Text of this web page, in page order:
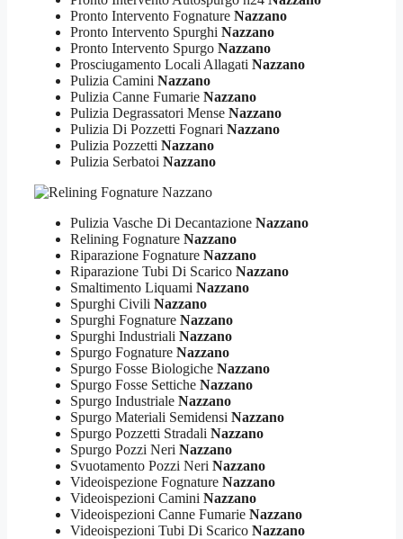
Pronto Intervento Fognature Nazzano
Pronto Intervento Spurghi Nazzano
Pronto Intervento Spurgo Nazzano
Prosciugamento Locali Allagati Nazzano
Pulizia Camini Nazzano
Pulizia Canne Fumarie Nazzano
Pulizia Degrassatori Mense Nazzano
Pulizia Di Pozzetti Fognari Nazzano
Pulizia Pozzetti Nazzano
Pulizia Serbatoi Nazzano
Pulizia Vasche Di Decantazione Nazzano
Relining Fognature Nazzano
Riparazione Fognature Nazzano
Riparazione Tubi Di Scarico Nazzano
Smaltimento Liquami Nazzano
Spurghi Civili Nazzano
Spurghi Fognature Nazzano
Spurghi Industriali Nazzano
Spurgo Fognature Nazzano
Spurgo Fosse Biologiche Nazzano
Spurgo Fosse Settiche Nazzano
Spurgo Industriale Nazzano
Spurgo Materiali Semidensi Nazzano
Spurgo Pozzetti Stradali Nazzano
Spurgo Pozzi Neri Nazzano
Svuotamento Pozzi Neri Nazzano
Videoispezione Fognature Nazzano
Videoispezioni Camini Nazzano
Videoispezioni Canne Fumarie Nazzano
Videoispezioni Tubi Di Scarico Nazzano